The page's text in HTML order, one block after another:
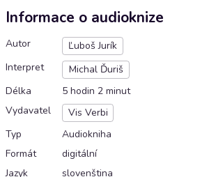
Informace o audioknize
Autor
Ľuboš Jurík
Interpret
Michal Ďuriš
Délka
5 hodin 2 minut
Vydavatel
Vis Verbi
Typ
Audiokniha
Formát
digitální
Jazyk
slovenština